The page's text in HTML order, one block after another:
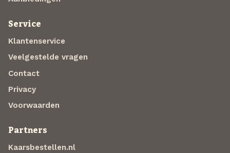
Service
Klantenservice
Veelgestelde vragen
Contact
Privacy
Voorwaarden
Partners
Kaarsbestellen.nl